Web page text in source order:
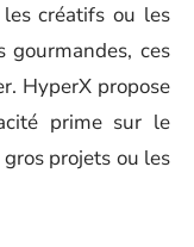
créatifs ou les
gourmandes, ces
HyperX propose
prime sur le
projets ou les